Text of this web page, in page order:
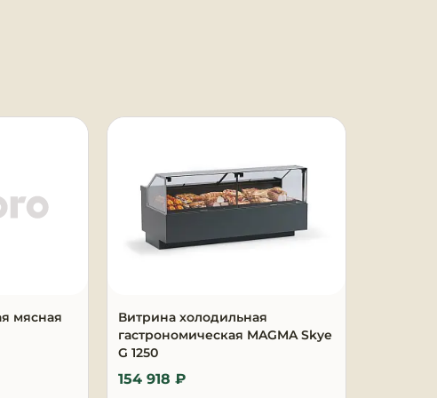
мясная
Витрина холодильная
гастрономическая MAGMA Skye
G 1250
154 918 ₽